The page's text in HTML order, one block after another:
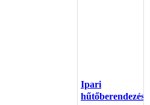
Ipari
hűtőberendezések